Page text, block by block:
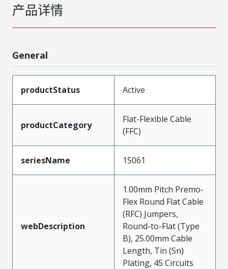
产品详情
General
productStatus Active
productCategory
Flat-Flexible Cable
(FFC)
seriesName 15061
webDescription
1.00mm Pitch Premo-
Flex Round Flat Cable
(RFC) Jumpers,
Round-to-Flat (Type
B), 25.00mm Cable
Length, Tin (Sn)
Plating, 45 Circuits